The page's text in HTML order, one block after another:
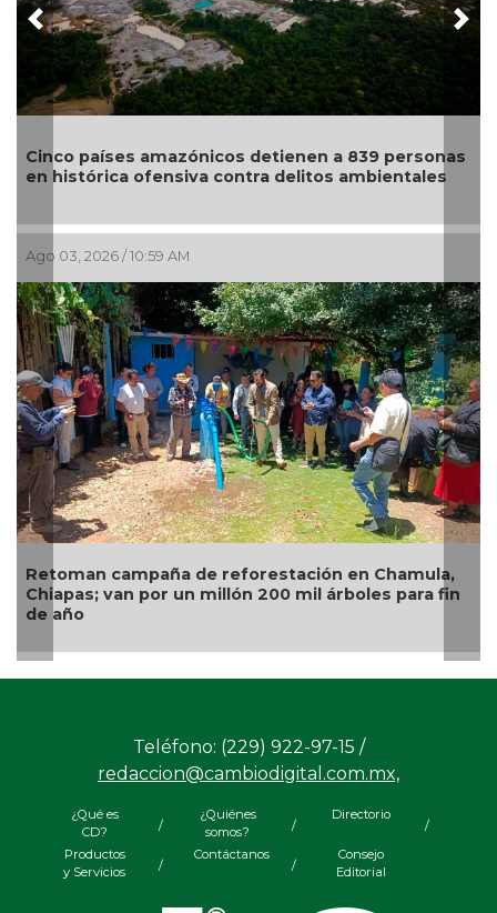
amazónicos detienen a 839 personas
ofensiva contra delitos ambientales
/ 10:59 AM
campaña de reforestación en Chamula,
van por un millón 200 mil árboles para fin
suspende
zona de
Alertan en
infectadas
Previous
Teléfono: (229) 922-97-15 /
redaccion@cambiodigital.com.mx,
¿Qué es
CD?
/
¿Quiénes
somos?
/
Directorio
/
Productos
y Servicios
/
Contáctanos
/
Consejo
Editorial